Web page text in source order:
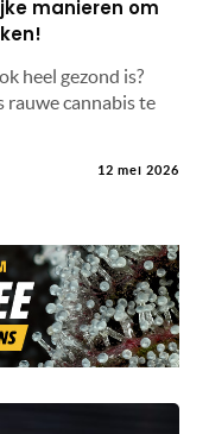
manieren om
heel gezond is?
rauwe cannabis te
12 mei 2026